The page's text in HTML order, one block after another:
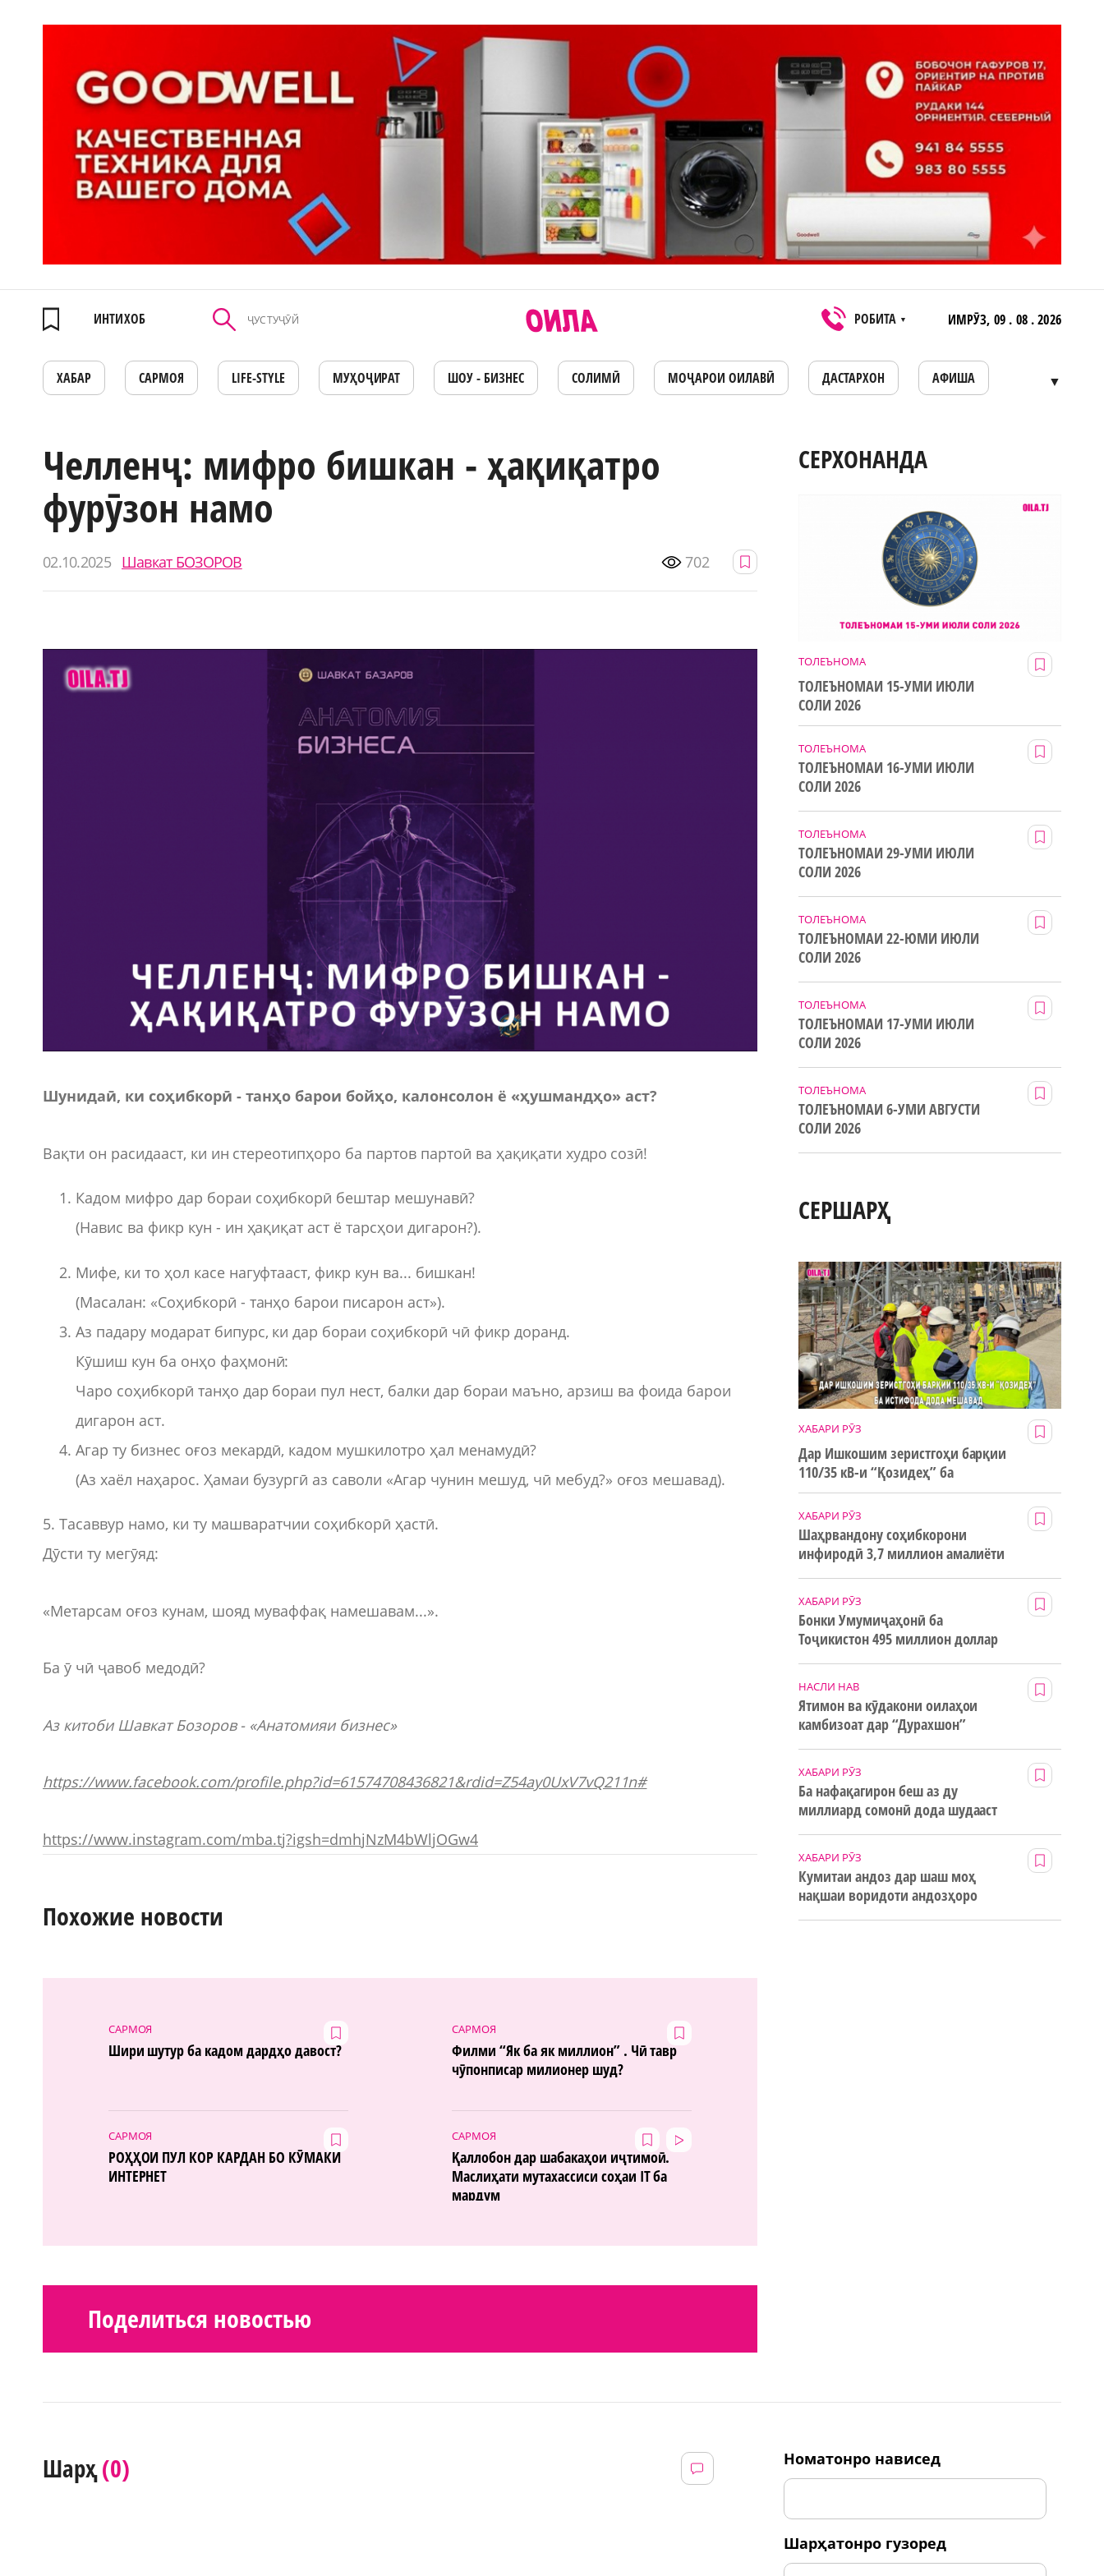
ИНТИХОБ РОБИТА ▼ ИМРӮЗ, 09 . 08 . 2026
ХАБАР САРМОЯ LIFE-STYLE МУҲОҶИРАТ ШОУ - БИЗНЕС СОЛИМӢ МОҶАРОИ ОИЛАВӢ ДАСТАРХОН АФИША ▼
Челленҷ: мифро бишкан - ҳақиқатро
фурӯзон намо
02.10.2025 Шавкат БОЗОРОВ 702
Шунидаӣ, ки соҳибкорӣ - танҳо барои бойҳо, калонсолон ё «ҳушмандҳо» аст?
Вақти он расидааст, ки ин стереотипҳоро ба партов партоӣ ва ҳақиқати худро созӣ!
Кадом мифро дар бораи соҳибкорӣ бештар мешунавӣ?
(Навис ва фикр кун - ин ҳақиқат аст ё тарсҳои дигарон?).
Мифе, ки то ҳол касе нагуфтааст, фикр кун ва... бишкан!
(Масалан: «Соҳибкорӣ - танҳо барои писарон аст»).
Аз падару модарат бипурс, ки дар бораи соҳибкорӣ чӣ фикр доранд.
Кӯшиш кун ба онҳо фаҳмонӣ:
Чаро соҳибкорӣ танҳо дар бораи пул нест, балки дар бораи маъно, арзиш ва фоида барои
дигарон аст.
Агар ту бизнес оғоз мекардӣ, кадом мушкилотро ҳал менамудӣ?
(Аз хаёл наҳарос. Ҳамаи бузургӣ аз саволи «Агар чунин мешуд, чӣ мебуд?» оғоз мешавад).
5. Тасаввур намо, ки ту машваратчии соҳибкорӣ ҳастӣ.
Дӯсти ту мегӯяд:
«Метарсам оғоз кунам, шояд муваффақ намешавам...».
Ба ӯ чӣ ҷавоб медодӣ?
Аз китоби Шавкат Бозоров - «Анатомияи бизнес»
https://www.facebook.com/profile.php?id=61574708436821&rdid=Z54ay0UxV7vQ211n#
https://www.instagram.com/mba.tj?igsh=dmhjNzM4bWljOGw4
Похожие новости
САРМОЯ
Шири шутур ба кадом дардҳо давост?
САРМОЯ
Филми “Як ба як миллион” . Чӣ тавр
чӯпонписар милионер шуд?
САРМОЯ
РОҲҲОИ ПУЛ КОР КАРДАН БО КӮМАКИ
ИНТЕРНЕТ
САРМОЯ
Қаллобон дар шабакаҳои иҷтимоӣ.
Маслиҳати мутахассиси соҳаи IT ба
мардум
Поделиться новостью
СЕРХОНАНДА
ТОЛЕЪНОМА
ТОЛЕЪНОМАИ 15-УМИ ИЮЛИ
СОЛИ 2026
ТОЛЕЪНОМА
ТОЛЕЪНОМАИ 16-УМИ ИЮЛИ
СОЛИ 2026
ТОЛЕЪНОМА
ТОЛЕЪНОМАИ 29-УМИ ИЮЛИ
СОЛИ 2026
ТОЛЕЪНОМА
ТОЛЕЪНОМАИ 22-ЮМИ ИЮЛИ
СОЛИ 2026
ТОЛЕЪНОМА
ТОЛЕЪНОМАИ 17-УМИ ИЮЛИ
СОЛИ 2026
ТОЛЕЪНОМА
ТОЛЕЪНОМАИ 6-УМИ АВГУСТИ
СОЛИ 2026
СЕРШАРҲ
ХАБАРИ РӮЗ
Дар Ишкошим зеристгоҳи барқии
110/35 кВ-и “Қозидеҳ” ба
истифода дода мешавад
ХАБАРИ РӮЗ
Шаҳрвандону соҳибкорони
инфиродӣ 3,7 миллион амалиёти
ХАБАРИ РӮЗ
Бонки Умумиҷаҳонӣ ба
Тоҷикистон 495 миллион доллар
НАСЛИ НАВ
Ятимон ва кӯдакони оилаҳои
камбизоат дар “Дурахшон”
ХАБАРИ РӮЗ
Ба нафақагирон беш аз ду
миллиард сомонӣ дода шудааст
ХАБАРИ РӮЗ
Кумитаи андоз дар шаш моҳ
нақшаи воридоти андозҳоро
Шарҳ(0) номатонро нависед
шарҳатонро гузоред